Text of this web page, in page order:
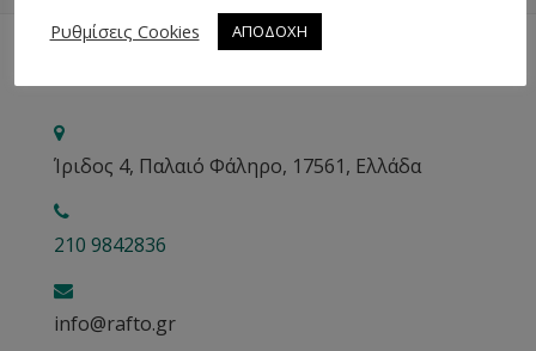
Ίριδος 4, Παλαιό Φάληρο, 17561, Ελλάδα
210 9842836
info@rafto.gr
Ρυθμίσεις Cookies
ΑΠΟΔΟΧΗ